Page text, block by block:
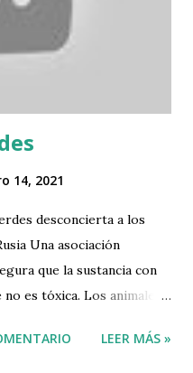
14, 2021
desconcierta a los
Una asociación
que la sustancia con
es tóxica. Los animales
verde fue vistoLEER MÁS »